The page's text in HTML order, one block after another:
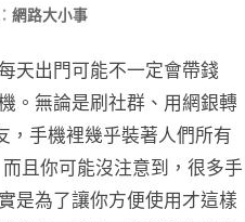
網路大小事
天出門可能不一定會帶錢
。無論是刷社群、用網銀轉
，手機裡幾乎裝著人們所有
且你可能沒注意到，很多手
是為了讓你方便使用才這樣